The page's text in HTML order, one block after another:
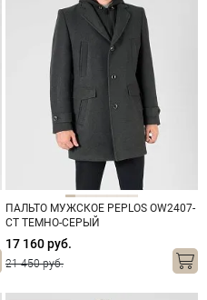
ПАЛЬТО МУЖСКОЕ PEPLOS OW2407-
CT ТЕМНО-СЕРЫЙ
17 160 руб.
21 450 руб.